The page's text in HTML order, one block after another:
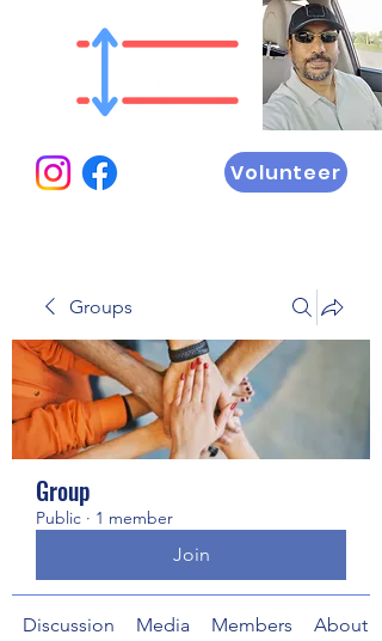
Volunteer
Groups
Group
Public · 1 member
Join
Discussion Media Members About